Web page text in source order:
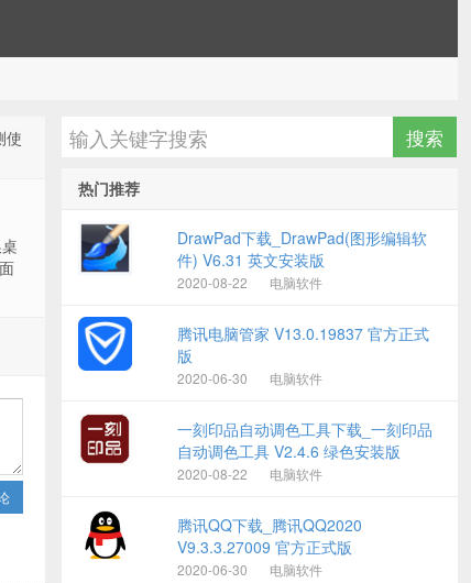
使
热门推荐
DrawPad下载_DrawPad(图形编辑软
件) V6.31 英文安装版
2020-08-22 电脑软件
腾讯电脑管家 V13.0.19837 官方正式
版
2020-06-30 电脑软件
一刻印品自动调色工具下载_一刻印品
自动调色工具 V2.4.6 绿色安装版
2020-08-22 电脑软件
腾讯QQ下载_腾讯QQ2020
V9.3.3.27009 官方正式版
2020-06-30 电脑软件